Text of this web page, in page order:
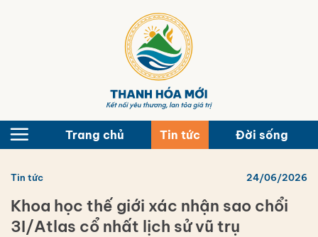
Trang chủ Tin tức Đời sống
Tin tức 24/06/2026
Khoa học thế giới xác nhận sao chổi
3I/Atlas cổ nhất lịch sử vũ trụ